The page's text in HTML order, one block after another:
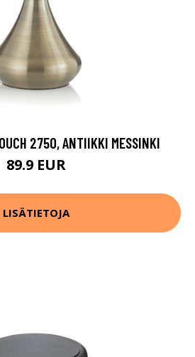
2750, ANTIIKKI MESSINKI
89.9 EUR
LISÄTIETOJA